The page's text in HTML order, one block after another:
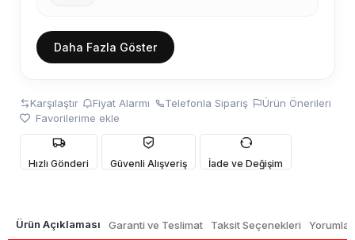
Daha Fazla Göster
Karşılaştır Fiyat Alarmı Telefonla Sipariş
Ürün Önerileri
Favorilerime ekle
Hızlı Gönderi Güvenli Alışveriş İade ve Değişim
Ürün Açıklaması Garanti ve Teslimat Taksit Seçenekleri Yorumlar